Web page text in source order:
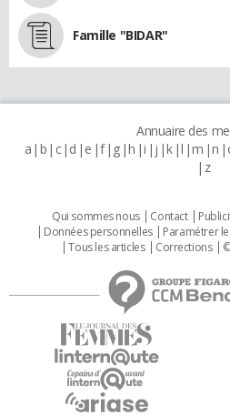
Famille "BIDAR"
Annuaire des
a b c d e f g h i j k l m n
z
Qui sommes nous Contact
Données personnelles
Paramétrer
Tous les articles
Corrections